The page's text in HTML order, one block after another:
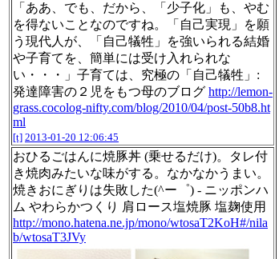
「ああ、でも、だから、「少子化」も、やむ
を得ないことなのですね。「自己実現」を願
う現代人が、「自己犠牲」を強いられる結婚
や子育てを、簡単には受け入れられな
い・・・」子育ては、究極の「自己犠牲」:
発達障害の２児をもつ母のブログ http://lemon-
grass.cocolog-nifty.com/blog/2010/04/post-50b8.ht
ml
[t] 2013-01-20 12:06:45
おひるごはんに焼豚丼 (乗せるだけ)。タレ付
き焼肉みたいな味がする。なかなかうまい。
焼きおにぎりは失敗した(^ー゜) - ニッポンハ
ム やわらかつくり 肩ロース塩焼豚 塩麹使用
http://mono.hatena.ne.jp/mono/wtosaT2KoH#/nila
b/wtosaT3JVy